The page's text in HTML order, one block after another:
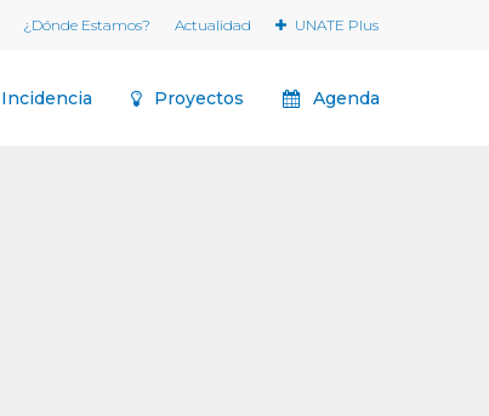
¿Dónde Estamos? Actualidad UNATE Plus
Incidencia Proyectos Agenda